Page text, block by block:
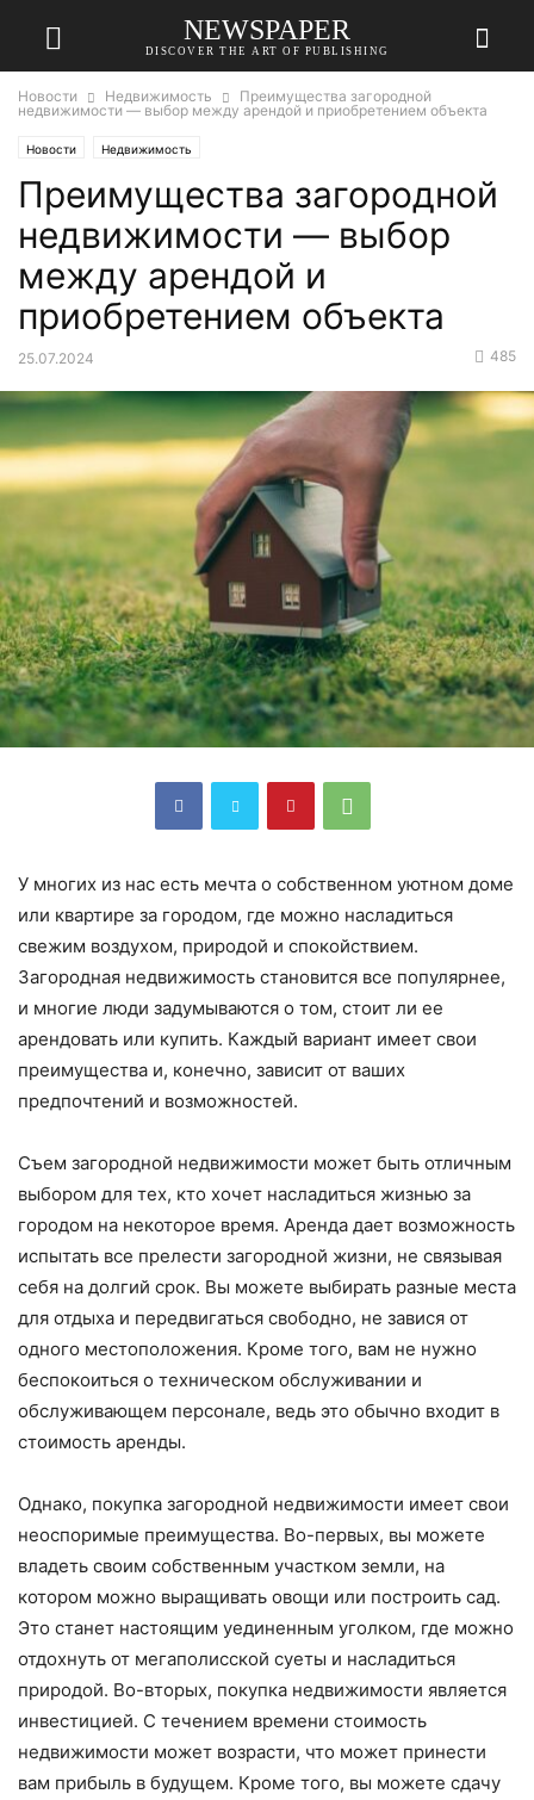
NEWSPAPER
DISCOVER THE ART OF PUBLISHING
Новости Недвижимость
Преимущества загородной
недвижимости — выбор между арендой и приобретением объекта
Новости Недвижимость
Преимущества загородной
недвижимости — выбор
между арендой и
приобретением объекта
25.07.2024 485
У многих из нас есть мечта о собственном уютном доме
или квартире за городом, где можно насладиться
свежим воздухом, природой и спокойствием.
Загородная недвижимость становится все популярнее,
и многие люди задумываются о том, стоит ли ее
арендовать или купить. Каждый вариант имеет свои
преимущества и, конечно, зависит от ваших
предпочтений и возможностей.
Съем загородной недвижимости может быть отличным
выбором для тех, кто хочет насладиться жизнью за
городом на некоторое время. Аренда дает возможность
испытать все прелести загородной жизни, не связывая
себя на долгий срок. Вы можете выбирать разные места
для отдыха и передвигаться свободно, не завися от
одного местоположения. Кроме того, вам не нужно
беспокоиться о техническом обслуживании и
обслуживающем персонале, ведь это обычно входит в
стоимость аренды.
Однако, покупка загородной недвижимости имеет свои
неоспоримые преимущества. Во-первых, вы можете
владеть своим собственным участком земли, на
котором можно выращивать овощи или построить сад.
Это станет настоящим уединенным уголком, где можно
отдохнуть от мегаполисской суеты и насладиться
природой. Во-вторых, покупка недвижимости является
инвестицией. С течением времени стоимость
недвижимости может возрасти, что может принести
вам прибыль в будущем. Кроме того, вы можете сдачу